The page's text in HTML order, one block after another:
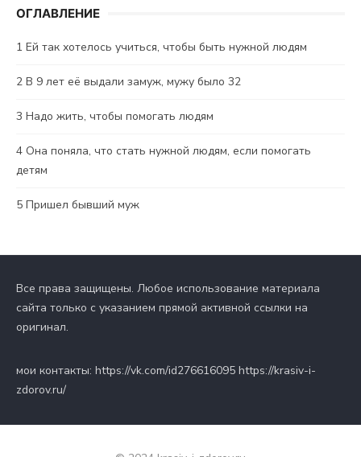
ОГЛАВЛЕНИЕ
1 Ей так хотелось учиться, чтобы быть нужной людям
2 В 9 лет её выдали замуж, мужу было 32
3 Надо жить, чтобы помогать людям
4 Она поняла, что стать нужной людям, если помогать
детям
5 Пришел бывший муж
Все права защищены. Любое использование материала
сайта только с указанием прямой активной ссылки на
оригинал.
мои контакты: https://vk.com/id276616095 https://krasiv-i-
zdorov.ru/